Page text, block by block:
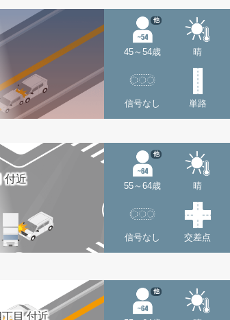
45～54歳
他
晴
信号なし 単路
付近
55～64歳
他
晴
信号なし 交差点
目 付近
他